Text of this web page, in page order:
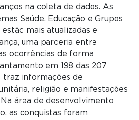
na coleta de dados. As
Saúde, Educação e Grupos
mais atualizadas e
uma parceria entre
ocorrências de forma
em 198 das 207
traz informações de
religião e manifestações
área de desenvolvimento
as conquistas foram